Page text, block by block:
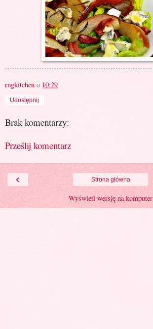
rngkitchen o 10:29
Udostępnij
Brak komentarzy:
Prześlij komentarz
‹ Strona główna
Wyświetl wersję na komputer